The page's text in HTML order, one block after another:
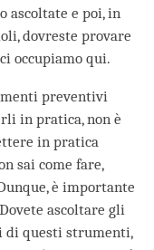
ascoltate e poi, in
dovreste provare
occupiamo qui.
preventivi
in pratica, non è
in pratica
sai come fare,
è importante
ascoltare gli
di questi strumenti,